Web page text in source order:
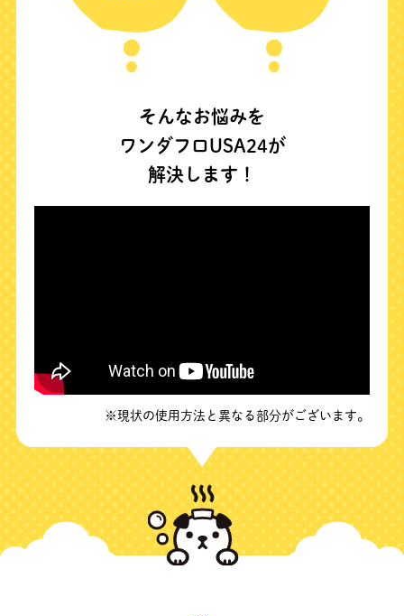
そんなお悩みを
ワンダフロUSA24が
解決します！
※現状の使用方法と異なる部分がございます。